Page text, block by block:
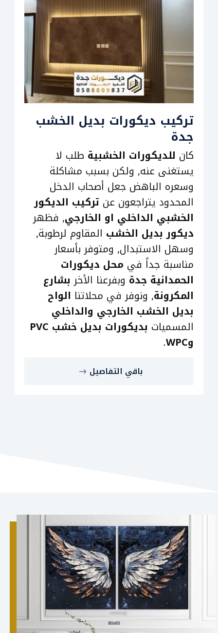
تركيب ديكورات بديل الخشب
جدة
كان للديكورات الخشبية طلب لا
يستغنى عنه, ولكن بسبب مشاكلة
وسعره الباهض جعل أصحاب الدخل
المحدود يتراجعون عن تركيب الديكور
الخشبي الداخلي او الخارجي, فظهر
ديكور بديل الخشب المقاوم لرطوبة,
وسهل الاستبدال, ومتوفر بأسعار
مناسبة جداً في محل ديكورات
الحمدانية جدة وبفرعنا الأخر بشارع
المكرونة, ونوفر في محلاتنا الواح
بديل الخشب الخارجي والداخلي
المسميات
بديكورات بديل خشب PVC
وWPC
.
باقي التفاصيل